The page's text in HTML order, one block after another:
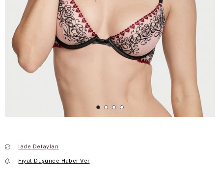
İade Detayları
Fiyat Düşünce Haber Ver